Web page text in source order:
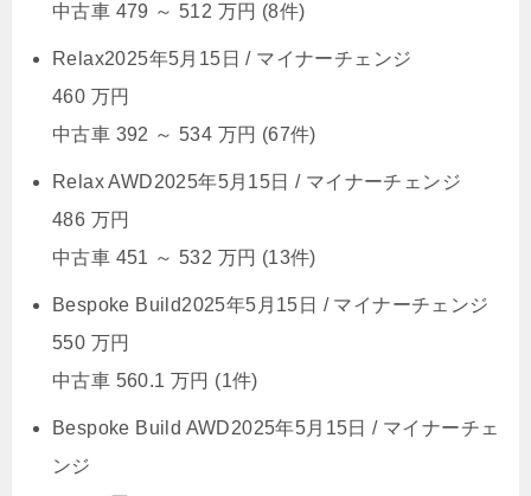
中古車 479 ～ 512 万円 (8件)
Relax2025年5月15日 / マイナーチェンジ
460 万円
中古車 392 ～ 534 万円 (67件)
Relax AWD2025年5月15日 / マイナーチェンジ
486 万円
中古車 451 ～ 532 万円 (13件)
Bespoke Build2025年5月15日 / マイナーチェンジ
550 万円
中古車 560.1 万円 (1件)
Bespoke Build AWD2025年5月15日 / マイナーチェ
ンジ